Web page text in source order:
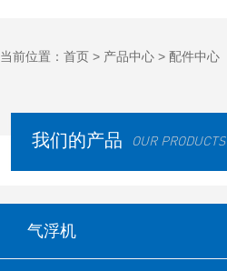
当前位置： 首页 > 产品中心 > 配件中心
我们的产品 OUR PRODUCTS
气浮机